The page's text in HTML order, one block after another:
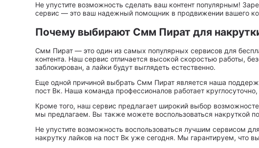
Не упустите возможность сделать ваш контент популярным!
сервис — это ваш надежный помощник в продвижении вашего
Почему выбирают Смм Пират для
Смм Пират — это один из самых популярных сервисов для
контента. Наш сервис отличается высокой скоростью работы,
заблокирован, а лайки будут выглядеть естественно.
Еще одной причиной выбрать Смм Пират является наша
пост Вк. Наша команда профессионалов работает
Кроме того, наш сервис предлагает широкий выбор
мы предлагаем. Вы также можете воспользоваться накруткой
Не упустите возможность воспользоваться лучшим сервисом
накрутку лайков на пост Вк уже сегодня. Мы гарантируем, что